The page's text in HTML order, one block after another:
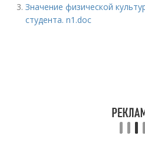
Значение физической
студента. n1.doc